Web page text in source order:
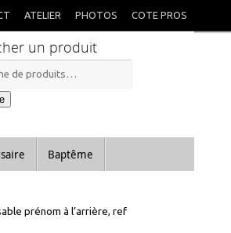
ATELIER PHOTOS COTE PROS
un produit
Baptême
prénom à l’arrière, ref